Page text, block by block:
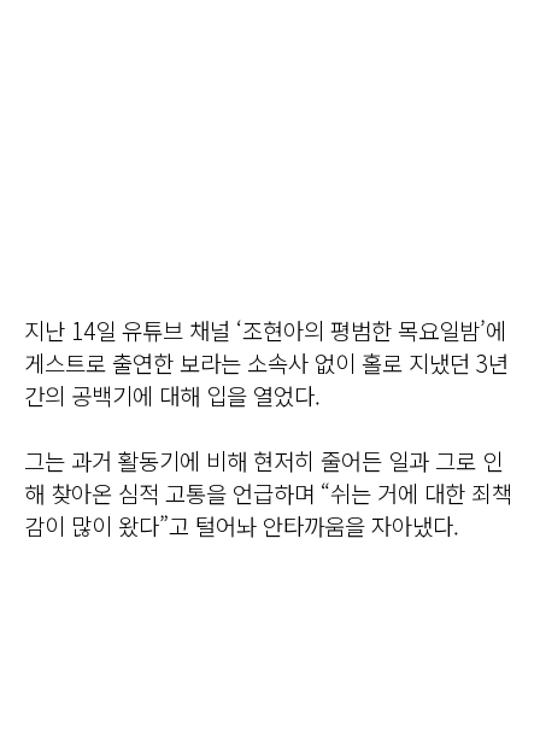
지난 14일 유튜브 채널 ‘조현아의 평범한 목요일밤’에
게스트로 출연한 보라는 소속사 없이 홀로 지냈던 3년
간의 공백기에 대해 입을 열었다.
그는 과거 활동기에 비해 현저히 줄어든 일과 그로 인
해 찾아온 심적 고통을 언급하며 “쉬는 거에 대한 죄책
감이 많이 왔다”고 털어놔 안타까움을 자아냈다.